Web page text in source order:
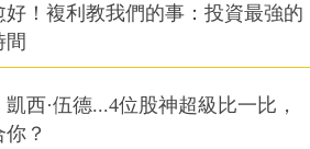
！複利教我們的事：投資最強的
間
西·伍德...4位股神超級比一比，
？